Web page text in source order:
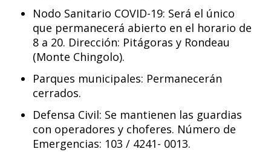
Nodo Sanitario COVID-19: Será el único
que permanecerá abierto en el horario de
8 a 20. Dirección: Pitágoras y Rondeau
(Monte Chingolo).
Parques municipales: Permanecerán
cerrados.
Defensa Civil: Se mantienen las guardias
con operadores y choferes. Número de
Emergencias: 103 / 4241- 0013.